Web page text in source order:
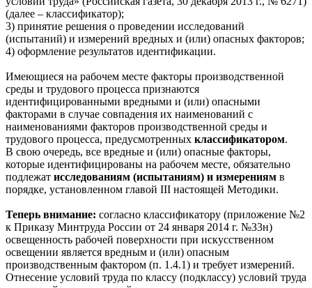
(далее – классификатор);
3) принятие решения о проведении исследований
(испытаний) и измерений вредных и (или) опасных факторов;
4) оформление результатов идентификации.
Имеющиеся на рабочем месте факторы производственной
среды и трудового процесса признаются
идентифицированными вредными и (или) опасными
факторами в случае совпадения их наименований с
наименованиями факторов производственной среды и
трудового процесса, предусмотренных классификатором.
В свою очередь, все вредные и (или) опасные факторы,
которые идентифицированы на рабочем месте, обязательно
подлежат исследованиям (испытаниям) и измерениям в
порядке, установленном главой III настоящей Методики.
Теперь внимание: согласно классификатору (приложение №2
к Приказу Минтруда России от 24 января 2014 г. №33н)
освещенность рабочей поверхности при искусственном
освещении является вредным и (или) опасным
производственным фактором (п. 1.4.1) и требует измерений.
Отнесение условий труда по классу (подклассу) условий труда